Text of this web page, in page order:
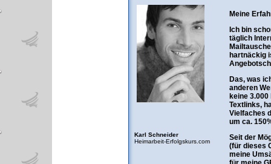
Meine
Ich bin
täglich
hartnäckig
Das, was
anderen
keine
Textlinks,
Vielfaches
um ca.
Seit der
(für dieses
meine
Karl Schneider
Heimarbeit-Erfolgskurs.com